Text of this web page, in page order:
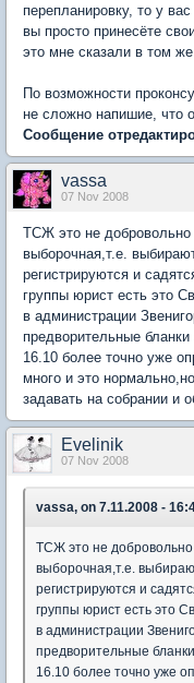
перепланировку, то у
вы просто принесёте
это мне сказали в том же
По возможности
не сложно напишие, что
Сообщение
vassa
07 Nov 2008
ТСЖ это не добровольно
выборочная,т.е.
регистрируются и
группы юрист есть это
в администрации
предворительные
16.10 более точно уже
много и это
задавать на собрании и
Evelinik
07 Nov 2008
vassa, on 7.11.2008 -
ТСЖ это не
выборочная,т.е.
регистрируются и
группы юрист есть это
в администрации
предворительные
16.10 более точно уже